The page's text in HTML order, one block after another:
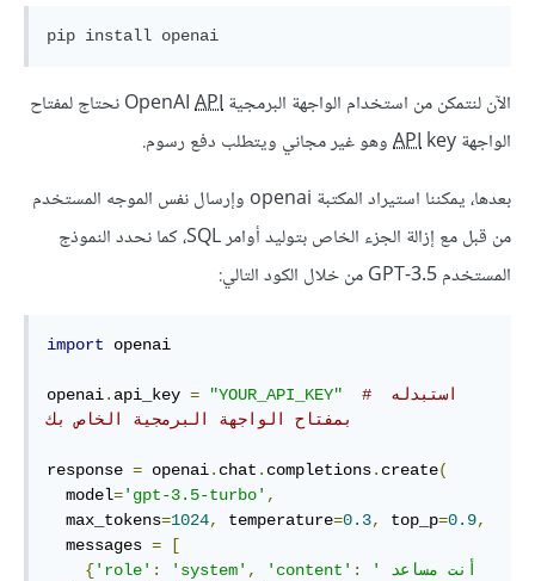
الآن لنتمكن من استخدام الواجهة البرمجية OpenAIAPI
نحتاج لمفتاح
الواجهة
APIkey وهو غير مجاني ويتطلب دفع رسوم.
بعدها، يمكننا استيراد المكتبة openai وإرسال نفس الموجه المستخدم
من قبل مع إزالة الجزء الخاص بتوليد أوامر SQL، كما نحدد النموذج
المستخدم GPT-3.5 من خلال الكود التالي:
import openai
openai. api_key = "YOUR_API_KEY"
# استبدله
بمفتاح الواجهة البرمجية الخاص بك
response = openai. chat . completions. create(
  model
='gpt-3.5-turbo' ,
  max_tokens
=1024, temperature=0.3, top_p=0.9,
  messages
=
[
{'role' : 'system' , 'content' :
'أنت مساعد